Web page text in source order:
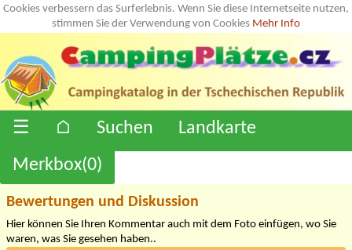
Cookies verbessern das Surferlebnis. Wenn Sie diese Internetseite nutzen,
stimmen Sie der Verwendung von Cookies Mehr Info
☰ ⌂ Suchen
Landkarte
Merkbox(0)
Bewertungen und Diskussion
Hier können Sie Ihren Kommentar auch mit dem Foto einfügen, wo Sie
waren, was Sie gesehen haben..